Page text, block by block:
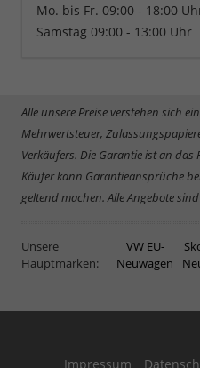
Mo. bis Fr. 09:00 - 18:00
Samstag 09:00 - 13:00 Uhr
Alle unsere Preise verstehen sich
Mehrwertsteuer,
Verkäufers. Die Garantie ist an
Käufer kann Garantieansprüche
geltend machen. Alle Angebote
Unsere
Hauptmarken:
VW EU-
Neuwagen
Impressum